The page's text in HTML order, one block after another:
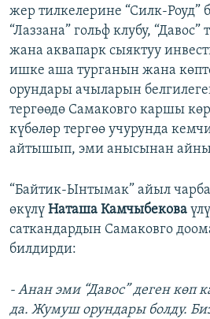
жер тилкелерине “Силк-Роуд”
“Лаззана” гольф клубу,
жана аквапарк сыяктуу
ишке аша турганын жана
орундары ачыларын
тергөөдө Самаковго каршы
күбөлөр тергөө учурунда
айтышып, эми анысынан
“Байтик-Ынтымак” айыл
өкүлү Наташа Камчыбекова
саткандардын Самаковго
билдирди:
- Анан эми “Давос” деген көп
да. Жумуш орундары болду.